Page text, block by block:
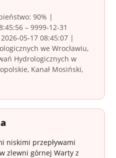
90% |
– 9999-12-31
05-17 08:45:07 |
we Wrocławiu,
Hydrologicznych w
Kanał Mosiński,
niskimi przepływami
zlewni górnej Warty z